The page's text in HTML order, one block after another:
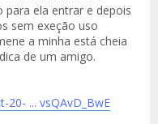
ela entrar e depois
sem exeção uso
a minha está cheia
de um amigo.
... vsQAvD_BwE